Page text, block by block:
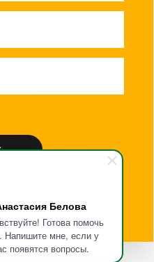
Белова
Готова помочь
Напишите мне, если у
появятся вопросы.
персональных данных в
персональных данных